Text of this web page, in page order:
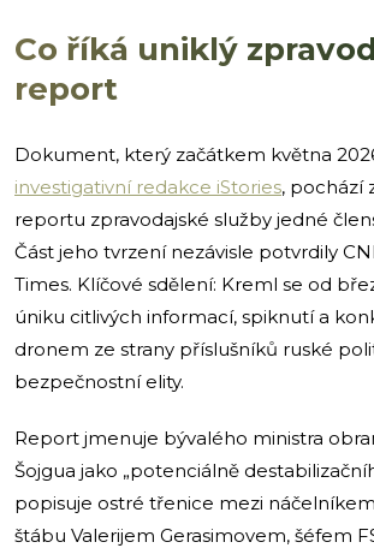
Co říká uniklý
report
Dokument, který začátkem května
investigativní redakce iStories, pochází
reportu zpravodajské služby jedné
Část jeho tvrzení nezávisle potvrdily
Times. Klíčové sdělení: Kreml se od
úniku citlivých informací, spiknutí a
dronem ze strany příslušníků ruské
bezpečnostní elity.
Report jmenuje bývalého ministra
Šojgua jako „potenciálně
popisuje ostré třenice mezi
štábu Valerijem Gerasimovem, šéfem